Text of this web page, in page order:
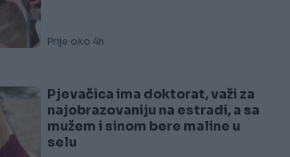
Prije oko 4h
Pjevačica ima doktorat, važi za
najobrazovaniju na estradi, a sa
mužem i sinom bere maline u
selu